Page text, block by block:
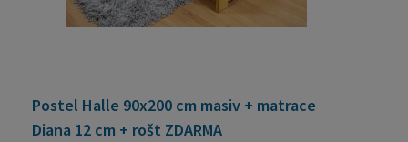
Postel Halle 90x200 cm masiv + matrace
Diana 12 cm + rošt ZDARMA